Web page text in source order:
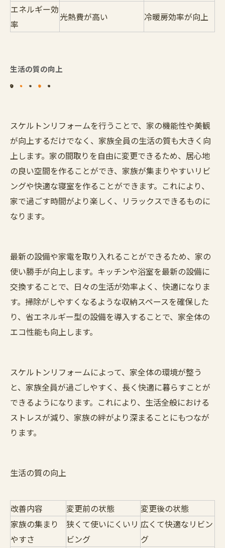
エネルギー効
率
光熱費が高い 冷暖房効率が向上
生活の質の向上
スケルトンリフォームを行うことで、家の機能性や美観
が向上するだけでなく、家族全員の生活の質も大きく向
上します。家の間取りを自由に変更できるため、居心地
の良い空間を作ることができ、家族が集まりやすいリビ
ングや快適な寝室を作ることができます。これにより、
家で過ごす時間がより楽しく、リラックスできるものに
なります。
最新の設備や家電を取り入れることができるため、家の
使い勝手が向上します。キッチンや浴室を最新の設備に
交換することで、日々の生活が効率よく、快適になりま
す。掃除がしやすくなるような収納スペースを確保した
り、省エネルギー型の設備を導入することで、家全体の
エコ性能も向上します。
スケルトンリフォームによって、家全体の環境が整う
と、家族全員が過ごしやすく、長く快適に暮らすことが
できるようになります。これにより、生活全般における
ストレスが減り、家族の絆がより深まることにもつなが
ります。
生活の質の向上
改善内容 変更前の状態
変更後の状態
家族の集まり
やすさ
狭くて使いにくいリ
ビング
広くて快適なリビン
グ